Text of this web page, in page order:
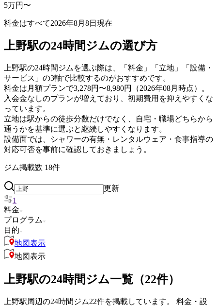
5万円〜
料金はすべて2026年8月8日 現在
上野駅の24時間ジムの選び方
上野駅の24時間ジムを選ぶ際は、「料金」「立地」「設備・
サービス」の3軸で比較するのがおすすめです。
料金は月額プランで3,278円〜8,980円（2026年08月時点）。
入会金なしのプランが増えており、初期費用を抑えやすくな
っています。
立地は駅からの徒歩分数だけでなく、自宅・職場どちらから
通うかを基準に選ぶと継続しやすくなります。
設備面では、シャワーの有無・レンタルウェア・食事指導の
対応可否を事前に確認しておきましょう。
ジム掲載数 18件
更新
1
料金
プログラム
目的
地図表示
地図表示
上野駅の24時間ジム一覧（22件）
上野駅周辺の24時間ジム22件を掲載しています。 料金・設